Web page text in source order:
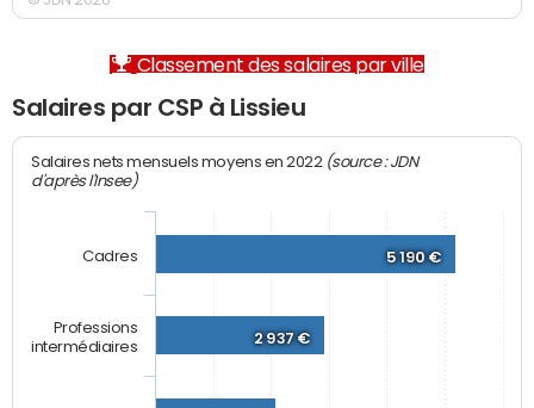
Classement des salaires par ville
Salaires par CSP à Lissieu
Salaires nets mensuels moyens en 2022 (source : JDN
d'après l'Insee)
5 190 €
2 937 €
Cadres
Professions
intermédiaires